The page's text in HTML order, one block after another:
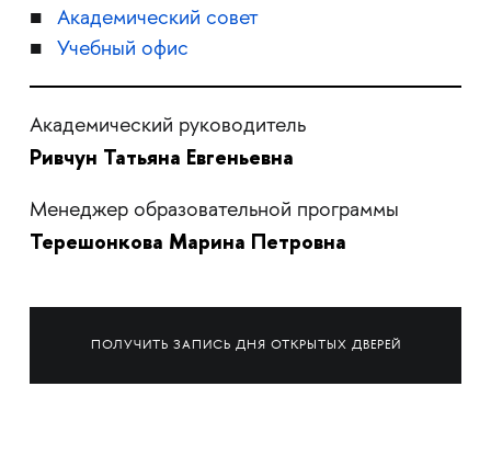
Академический совет
Учебный офис
Академический руководитель
Ривчун Татьяна Евгеньевна
Менеджер образовательной программы
Терешонкова Марина Петровна
ПОЛУЧИТЬ ЗАПИСЬ ДНЯ ОТКРЫТЫХ ДВЕРЕЙ